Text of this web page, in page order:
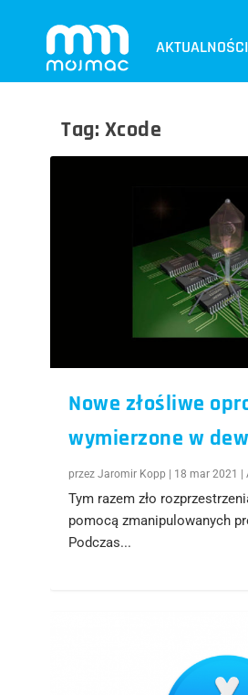
AKTUALNOŚCI
Tag: Xcode
Nowe złośliwe
wymierzone w
przezJaromir Kopp 18 mar 2021 |
Tym razem zło
pomocą zmanipulowanych
Podczas...